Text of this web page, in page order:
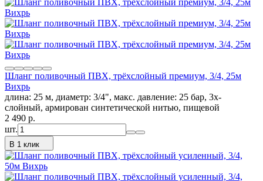
Шланг поливочный ПВХ, трёхслойный премиум, 3/4, 25м
Вихрь
длина: 25 м, диаметр: 3/4", макс. давление: 25 бар, 3х-
слойный, армирован синтетической нитью, пищевой
2 490 p.
шт.
В 1 клик